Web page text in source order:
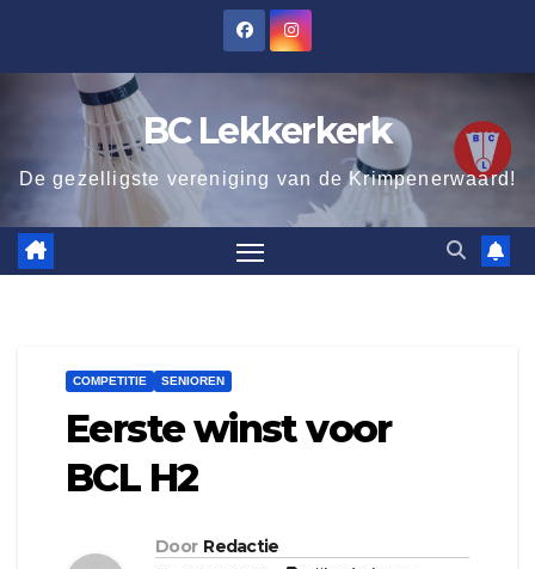
BC Lekkerkerk
De gezelligste vereniging van de Krimpenerwaard!
COMPETITIE SENIOREN
Eerste winst voor
BCL H2
Door Redactie